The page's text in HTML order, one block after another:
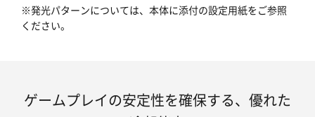
※発光パターンについては、本体に添付の設定用紙をご参照
ください。
ゲームプレイの安定性を確保する、優れた